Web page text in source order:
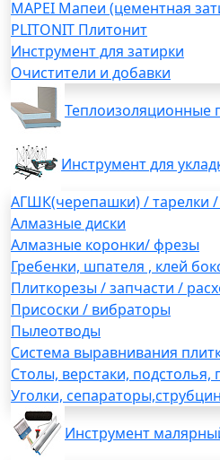
MAPEI Мапеи (цементная
PLITONIT Плитонит
Инструмент для затирки
Очистители и добавки
Теплоизоляционные
Инструмент для
АГШК(черепашки) / тарелки
Алмазные диски
Алмазные коронки/ фрезы
Гребенки, шпателя , клей
Плиткорезы / запчасти /
Присоски / вибраторы
Пылеотводы
Система выравнивания
Столы, верстаки, подстолья,
Уголки,
Инструмент